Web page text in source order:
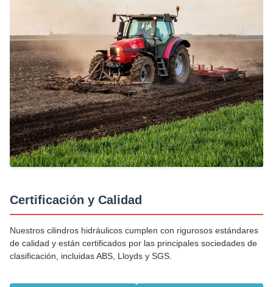
Certificación y Calidad
Nuestros cilindros hidráulicos cumplen con rigurosos estándares
de calidad y están certificados por las principales sociedades de
clasificación, incluidas ABS, Lloyds y SGS.